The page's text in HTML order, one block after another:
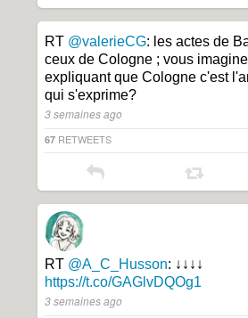
RT @valerieCG: les actes de
ceux de Cologne ; vous
expliquant que Cologne c'est
qui s'exprime?
3 semaines ago
67 RETWEETS
RT @A_C_Husson: ↓↓↓↓
https://t.co/GAGlvDQOg1
3 semaines ago